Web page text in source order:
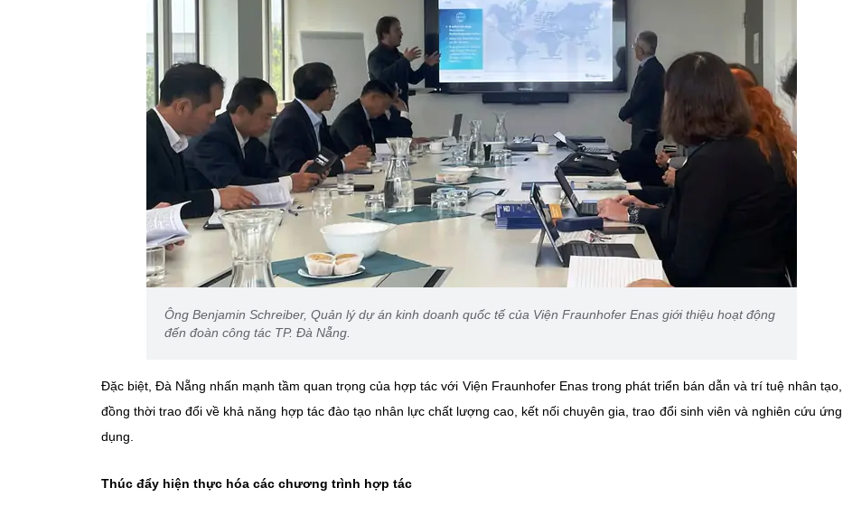
Ông Benjamin Schreiber, Quản lý dự án kinh doanh quốc tế của Viện Fraunhofer Enas giới thiệu hoạt động
đến đoàn công tác TP. Đà Nẵng.
Đặc biệt, Đà Nẵng nhấn mạnh tầm quan trọng của hợp tác với Viện Fraunhofer Enas trong phát triển bán dẫn và trí tuệ nhân tạo,
đồng thời trao đổi về khả năng hợp tác đào tạo nhân lực chất lượng cao, kết nối chuyên gia, trao đổi sinh viên và nghiên cứu ứng
dụng.
Thúc đẩy hiện thực hóa các chương trình hợp tác